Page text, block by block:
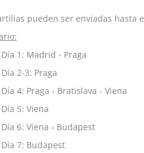
pueden ser enviadas hasta
Día 1: Madrid - Praga
Día 2-3: Praga
Día 4: Praga - Bratislava - Viena
Día 5: Viena
Día 6: Viena - Budapest
Día 7: Budapest